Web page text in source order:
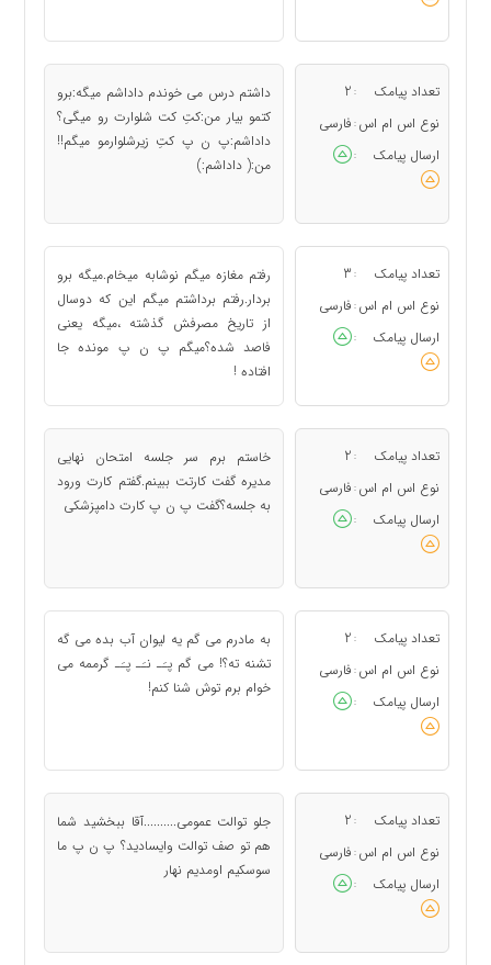
تعداد پیامک :
2
نوع اس ام اس : فارسی
ارسال پیامک
:
داشتم درس می خوندم داداشم میگه:برو
کتمو بیار من:کتِ کت شلوارت رو میگی؟
داداشم:پ ن پ کتِ زیرشلوارمو میگم!!
من:( داداشم:)
تعداد پیامک :
3
نوع اس ام اس : فارسی
ارسال پیامک
:
رفتم مغازه میگم نوشابه میخام.میگه برو
بردار.رفتم برداشتم میگم این که دوسال
از تاریخ مصرفش گذشته ،میگه یعنی
فاصد شده؟میگم پ ن پ مونده جا
افتاده !
تعداد پیامک :
2
نوع اس ام اس : فارسی
ارسال پیامک
:
خاستم برم سر جلسه امتحان نهایی
مدیره گفت کارتت ببینم.گفتم کارت ورود
به جلسه؟گفت پ ن پ کارت دامپزشکی
تعداد پیامک :
2
نوع اس ام اس : فارسی
ارسال پیامک
:
به مادرم می گم یه لیوان آب بده می گه
تشنه ته؟! می گم پـَـ نـَـ پـَـ گرممه می
خوام برم توش شنا کنم!
تعداد پیامک :
2
نوع اس ام اس : فارسی
ارسال پیامک
:
جلو توالت عمومی..........آقا ببخشید شما
هم تو صف توالت وایسادید؟ پ ن پ ما
سوسکیم اومدیم نهار